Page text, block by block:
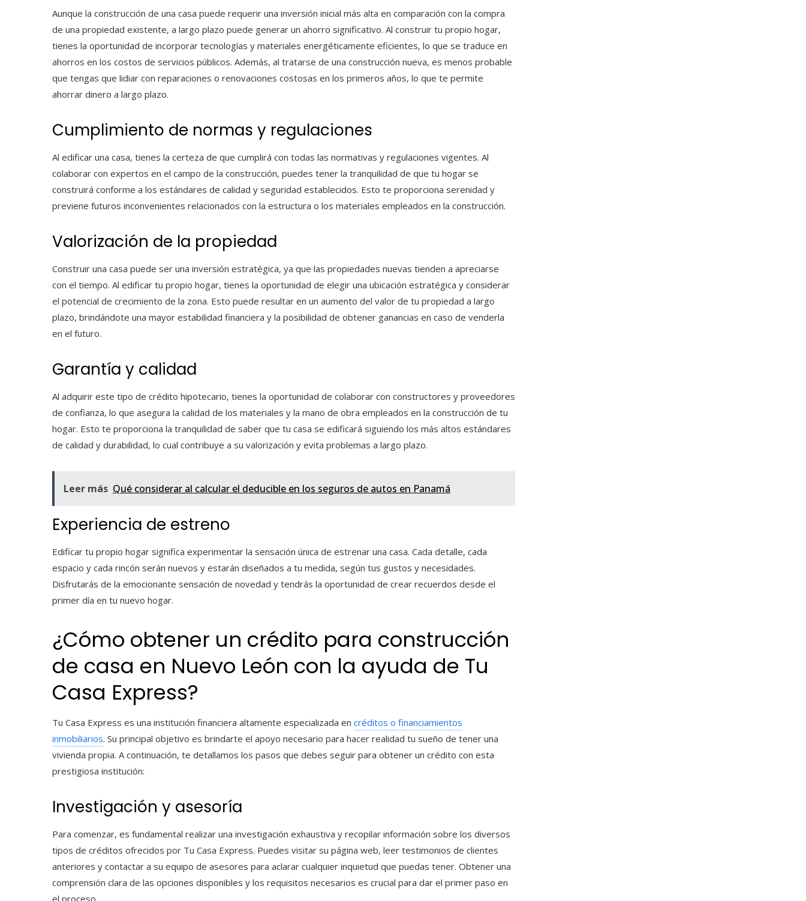
Aunque la construcción de una casa puede requerir una inversión inicial más alta en comparación con la compra
de una propiedad existente, a largo plazo puede generar un ahorro significativo. Al construir tu propio hogar,
tienes la oportunidad de incorporar tecnologías y materiales energéticamente eficientes, lo que se traduce en
ahorros en los costos de servicios públicos. Además, al tratarse de una construcción nueva, es menos probable
que tengas que lidiar con reparaciones o renovaciones costosas en los primeros años, lo que te permite
ahorrar dinero a largo plazo.
Cumplimiento de normas y regulaciones
Al edificar una casa, tienes la certeza de que cumplirá con todas las normativas y regulaciones vigentes. Al
colaborar con expertos en el campo de la construcción, puedes tener la tranquilidad de que tu hogar se
construirá conforme a los estándares de calidad y seguridad establecidos. Esto te proporciona serenidad y
previene futuros inconvenientes relacionados con la estructura o los materiales empleados en la construcción.
Valorización de la propiedad
Construir una casa puede ser una inversión estratégica, ya que las propiedades nuevas tienden a apreciarse
con el tiempo. Al edificar tu propio hogar, tienes la oportunidad de elegir una ubicación estratégica y considerar
el potencial de crecimiento de la zona. Esto puede resultar en un aumento del valor de tu propiedad a largo
plazo, brindándote una mayor estabilidad financiera y la posibilidad de obtener ganancias en caso de venderla
en el futuro.
Garantía y calidad
Al adquirir este tipo de crédito hipotecario, tienes la oportunidad de colaborar con constructores y proveedores
de confianza, lo que asegura la calidad de los materiales y la mano de obra empleados en la construcción de tu
hogar. Esto te proporciona la tranquilidad de saber que tu casa se edificará siguiendo los más altos estándares
de calidad y durabilidad, lo cual contribuye a su valorización y evita problemas a largo plazo.
Leer más Qué considerar al calcular el deducible en los seguros de autos en Panamá
Experiencia de estreno
Edificar tu propio hogar significa experimentar la sensación única de estrenar una casa. Cada detalle, cada
espacio y cada rincón serán nuevos y estarán diseñados a tu medida, según tus gustos y necesidades.
Disfrutarás de la emocionante sensación de novedad y tendrás la oportunidad de crear recuerdos desde el
primer día en tu nuevo hogar.
¿Cómo obtener un crédito para construcción
de casa en Nuevo León con la ayuda de Tu
Casa Express?
Tu Casa Express es una institución financiera altamente especializada en créditos o financiamientos
inmobiliarios. Su principal objetivo es brindarte el apoyo necesario para hacer realidad tu sueño de tener una
vivienda propia. A continuación, te detallamos los pasos que debes seguir para obtener un crédito con esta
prestigiosa institución:
Investigación y asesoría
Para comenzar, es fundamental realizar una investigación exhaustiva y recopilar información sobre los diversos
tipos de créditos ofrecidos por Tu Casa Express. Puedes visitar su página web, leer testimonios de clientes
anteriores y contactar a su equipo de asesores para aclarar cualquier inquietud que puedas tener. Obtener una
comprensión clara de las opciones disponibles y los requisitos necesarios es crucial para dar el primer paso en
el proceso.